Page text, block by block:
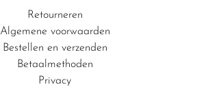
Retourneren
Algemene voorwaarden
Bestellen en verzenden
Betaalmethoden
Privacy